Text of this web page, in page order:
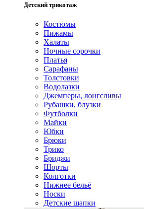
Детский трикотаж
Костюмы
Пижамы
Халаты
Ночные сорочки
Платья
Сарафаны
Толстовки
Водолазки
Джемперы, лонгсливы
Рубашки, блузки
Футболки
Майки
Юбки
Брюки
Трико
Бриджи
Шорты
Колготки
Нижнее бельё
Носки
Детские шапки